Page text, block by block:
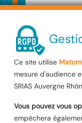
Le
Ce site utilise
mesure d'audience
SRIAS Auvergne
Vous pouvez vous
empêchera